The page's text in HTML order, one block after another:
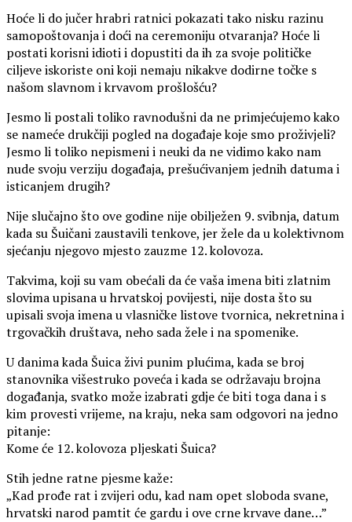
Hoće li do jučer hrabri ratnici pokazati tako nisku razinu
samopoštovanja i doći na ceremoniju otvaranja? Hoće li
postati korisni idioti i dopustiti da ih za svoje političke
ciljeve iskoriste oni koji nemaju nikakve dodirne točke s
našom slavnom i krvavom prošlošću?
Jesmo li postali toliko ravnodušni da ne primjećujemo kako
se nameće drukčiji pogled na događaje koje smo proživjeli?
Jesmo li toliko nepismeni i neuki da ne vidimo kako nam
nude svoju verziju događaja, prešućivanjem jednih datuma i
isticanjem drugih?
Nije slučajno što ove godine nije obilježen 9. svibnja, datum
kada su Šuičani zaustavili tenkove, jer žele da u kolektivnom
sjećanju njegovo mjesto zauzme 12. kolovoza.
Takvima, koji su vam obećali da će vaša imena biti zlatnim
slovima upisana u hrvatskoj povijesti, nije dosta što su
upisali svoja imena u vlasničke listove tvornica, nekretnina i
trgovačkih društava, neho sada žele i na spomenike.
U danima kada Šuica živi punim plućima, kada se broj
stanovnika višestruko poveća i kada se održavaju brojna
događanja, svatko može izabrati gdje će biti toga dana i s
kim provesti vrijeme, na kraju, neka sam odgovori na jedno
pitanje:
Kome će 12. kolovoza pljeskati Šuica?
Stih jedne ratne pjesme kaže:
„Kad prođe rat i zvijeri odu, kad nam opet sloboda svane,
hrvatski narod pamtit će gardu i ove crne krvave dane…”